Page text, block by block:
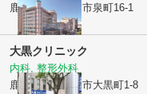
鹿児島県鹿児島市泉町16-1
大黒クリニック
内科, 整形外科
鹿児島県鹿児島市大黒町1-8